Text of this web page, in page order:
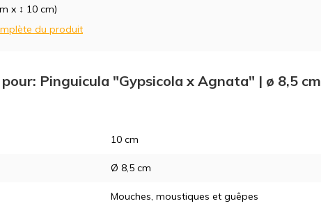
x ↕ 10 cm)
du produit
Pinguicula "Gypsicola x Agnata" | ø 8,5 cm
10 cm
Ø 8,5 cm
Mouches, moustiques et guêpes